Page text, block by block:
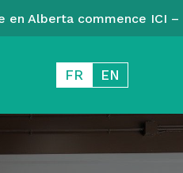
en Alberta commence ICI
FR EN